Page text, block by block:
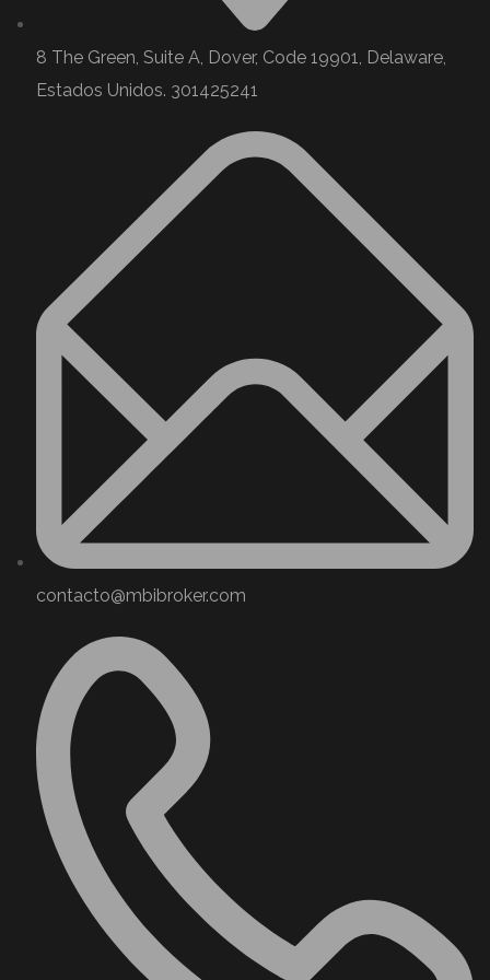
8 The Green, Suite A, Dover, Code 19901, Delaware,
Estados Unidos. 301425241
contacto@mbibroker.com